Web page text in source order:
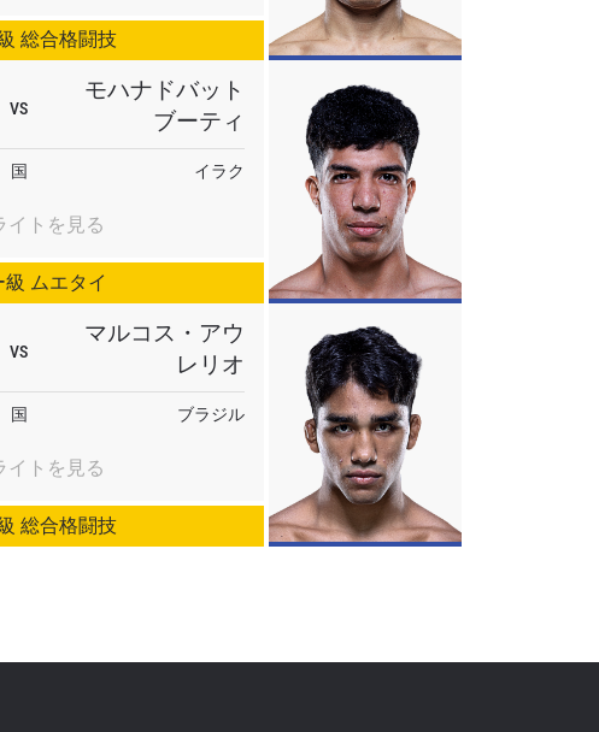
総合格闘技
ムエタイ
VS
モハナドバット
ブーティ
国 イラク
イトを見る
総合格闘技
VS
マルコス・アウ
レリオ
国 ブラジル
イトを見る